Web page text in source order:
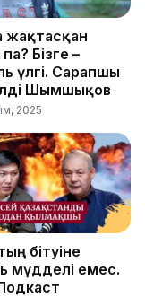
жақтасқан
Бізге –
үлгі. Сарапшы
Шымшықов
2025
бітуіне
мүдделі емес.